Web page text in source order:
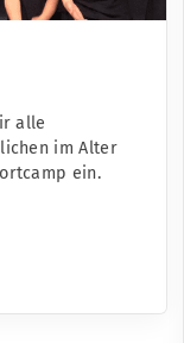
alle
im Alter
ein.